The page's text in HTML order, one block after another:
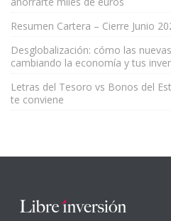
Resumen Cartera – Cierre Junio
Desglobalización: cómo las
cambiando la economía y tus
Letras del Tesoro vs Bonos del
te conviene